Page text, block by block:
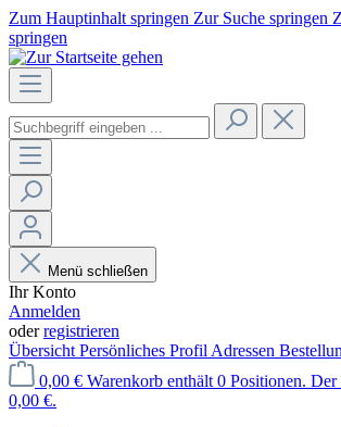
Zum Hauptinhalt springen Zur Suche springen
springen
Menü schließen
Ihr Konto
Anmelden
oderregistrieren
Übersicht Persönliches Profil Adressen
0,00 € Warenkorb enthält 0 Positionen.
0,00 €.